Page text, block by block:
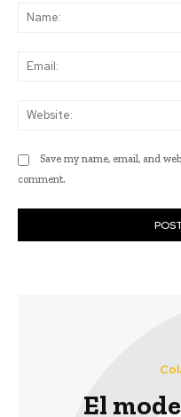
Save my name, email, and
comment.